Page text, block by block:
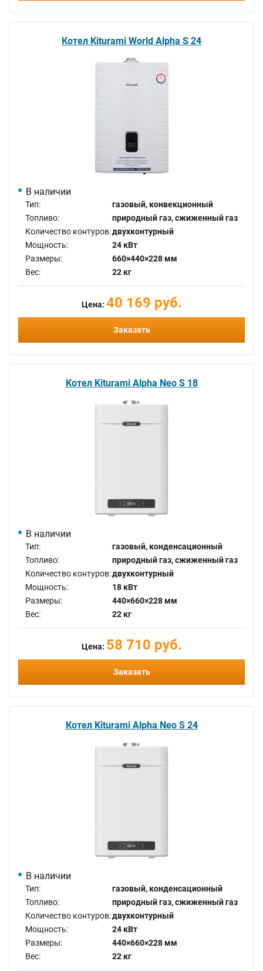
Котел Kiturami World Alpha S 24
В наличии
Тип:
газовый, конвекционный
Топливо:
природный газ, сжиженный газ
Количество контуров:двухконтурный
Мощность:
24 кВт
Размеры:
660×440×228 мм
Вес:
22 кг
Цена: 40 169 руб.
Заказать
Котел Kiturami Alpha Neo S 18
В наличии
Тип:
газовый, конденсационный
Топливо:
природный газ, сжиженный газ
Количество контуров:двухконтурный
Мощность:
18 кВт
Размеры:
440×660×228 мм
Вес:
22 кг
Цена: 58 710 руб.
Заказать
Котел Kiturami Alpha Neo S 24
В наличии
Тип:
газовый, конденсационный
Топливо:
природный газ, сжиженный газ
Количество контуров:двухконтурный
Мощность:
24 кВт
Размеры:
440×660×228 мм
Вес:
22 кг